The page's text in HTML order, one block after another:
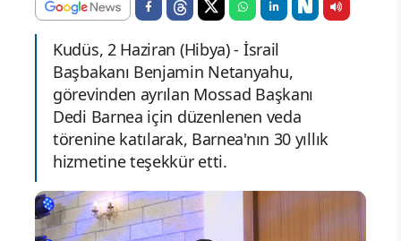
Kudüs, 2 Haziran (Hibya) - İsrail
Başbakanı Benjamin Netanyahu,
görevinden ayrılan Mossad Başkanı
Dedi Barnea için düzenlenen veda
törenine katılarak, Barnea'nın 30 yıllık
hizmetine teşekkür etti.